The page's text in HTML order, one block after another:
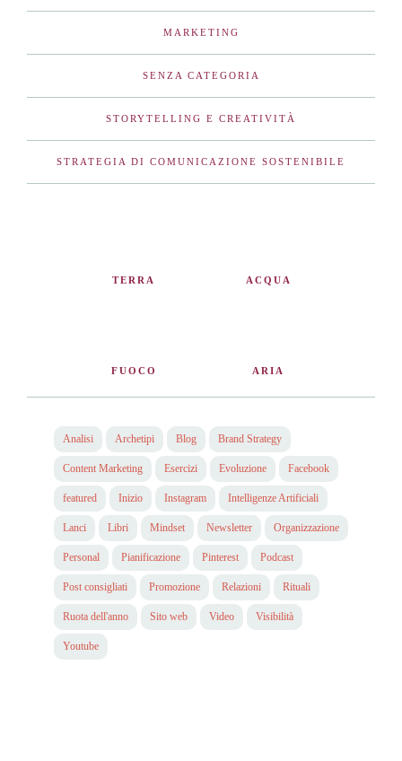
MARKETING
SENZA CATEGORIA
STORYTELLING E CREATIVITÀ
STRATEGIA DI COMUNICAZIONE SOSTENIBILE
TERRA ACQUA
FUOCO ARIA
Analisi Archetipi Blog Brand Strategy
Content Marketing Esercizi Evoluzione Facebook
featured Inizio Instagram Intelligenze Artificiali
Lanci Libri Mindset Newsletter Organizzazione
Personal Pianificazione Pinterest Podcast
Post consigliati Promozione Relazioni Rituali
Ruota dell'anno Sito web Video Visibilità
Youtube